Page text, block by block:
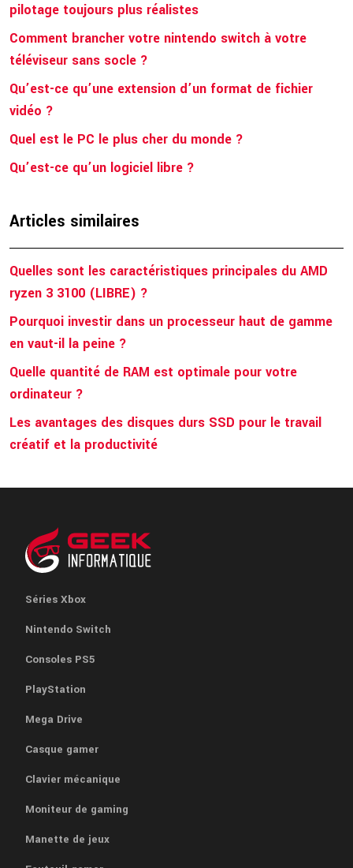
pilotage toujours plus réalistes
Comment brancher votre nintendo switch à votre
téléviseur sans socle ?
Qu’est-ce qu’une extension d’un format de fichier
vidéo ?
Quel est le PC le plus cher du monde ?
Qu’est-ce qu’un logiciel libre ?
Articles similaires
Quelles sont les caractéristiques principales du AMD
ryzen 3 3100 (LIBRE) ?
Pourquoi investir dans un processeur haut de gamme
en vaut-il la peine ?
Quelle quantité de RAM est optimale pour votre
ordinateur ?
Les avantages des disques durs SSD pour le travail
créatif et la productivité
Séries Xbox
Nintendo Switch
Consoles PS5
PlayStation
Mega Drive
Casque gamer
Clavier mécanique
Moniteur de gaming
Manette de jeux